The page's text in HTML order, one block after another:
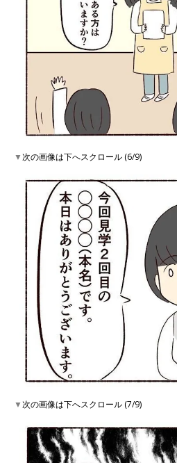
▼次の画像は下へスクロール (6/9)
▼次の画像は下へスクロール (7/9)